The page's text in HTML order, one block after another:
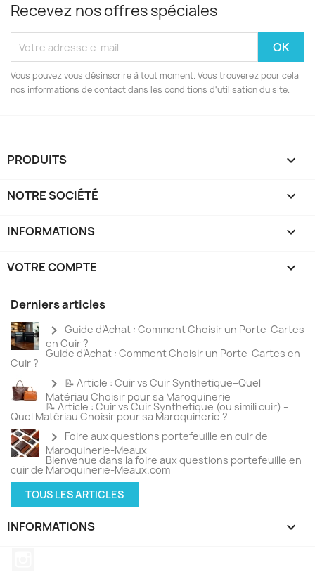
Recevez nos offres spéciales
Vous pouvez vous désinscrire à tout moment. Vous trouverez pour cela
nos informations de contact dans les conditions d'utilisation du site.
PRODUITS 
NOTRE SOCIÉTÉ 
INFORMATIONS 
VOTRE COMPTE 
Derniers articles
chevron_right Guide d’Achat : Comment Choisir un Porte-Cartes
en Cuir ?
Guide d’Achat : Comment Choisir un Porte-Cartes en
Cuir ?
chevron_right
📝 Article : Cuir vs Cuir Synthetique–Quel
Matériau Choisir pour sa Maroquinerie
📝 Article : Cuir vs Cuir Synthetique (ou simili cuir) –
Quel Matériau Choisir pour sa Maroquinerie ?
chevron_right
Foire aux questions portefeuille en cuir de
Maroquinerie-Meaux
Bienvenue dans la foire aux questions portefeuille en
cuir de Maroquinerie-Meaux.com
TOUS LES ARTICLES
INFORMATIONS keyboard_arrow_down